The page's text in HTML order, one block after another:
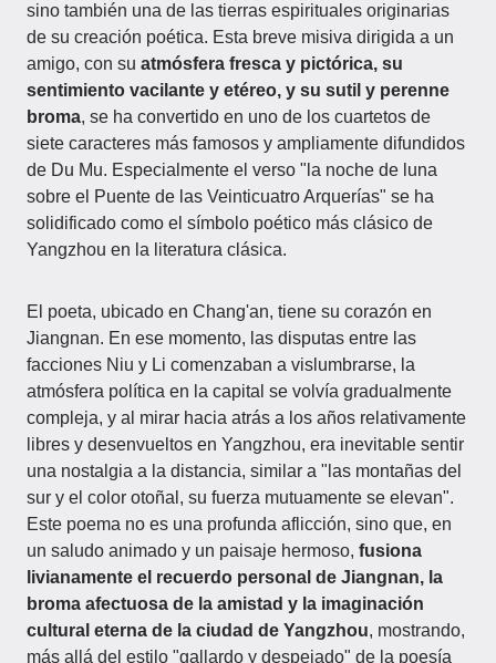
sino también una de las tierras espirituales originarias
de su creación poética. Esta breve misiva dirigida a un
amigo, con su atmósfera fresca y pictórica, su
sentimiento vacilante y etéreo, y su sutil y perenne
broma, se ha convertido en uno de los cuartetos de
siete caracteres más famosos y ampliamente difundidos
de Du Mu. Especialmente el verso "la noche de luna
sobre el Puente de las Veinticuatro Arquerías" se ha
solidificado como el símbolo poético más clásico de
Yangzhou en la literatura clásica.
El poeta, ubicado en Chang'an, tiene su corazón en
Jiangnan. En ese momento, las disputas entre las
facciones Niu y Li comenzaban a vislumbrarse, la
atmósfera política en la capital se volvía gradualmente
compleja, y al mirar hacia atrás a los años relativamente
libres y desenvueltos en Yangzhou, era inevitable sentir
una nostalgia a la distancia, similar a "las montañas del
sur y el color otoñal, su fuerza mutuamente se elevan".
Este poema no es una profunda aflicción, sino que, en
un saludo animado y un paisaje hermoso, fusiona
livianamente el recuerdo personal de Jiangnan, la
broma afectuosa de la amistad y la imaginación
cultural eterna de la ciudad de Yangzhou, mostrando,
más allá del estilo "gallardo y despejado" de la poesía